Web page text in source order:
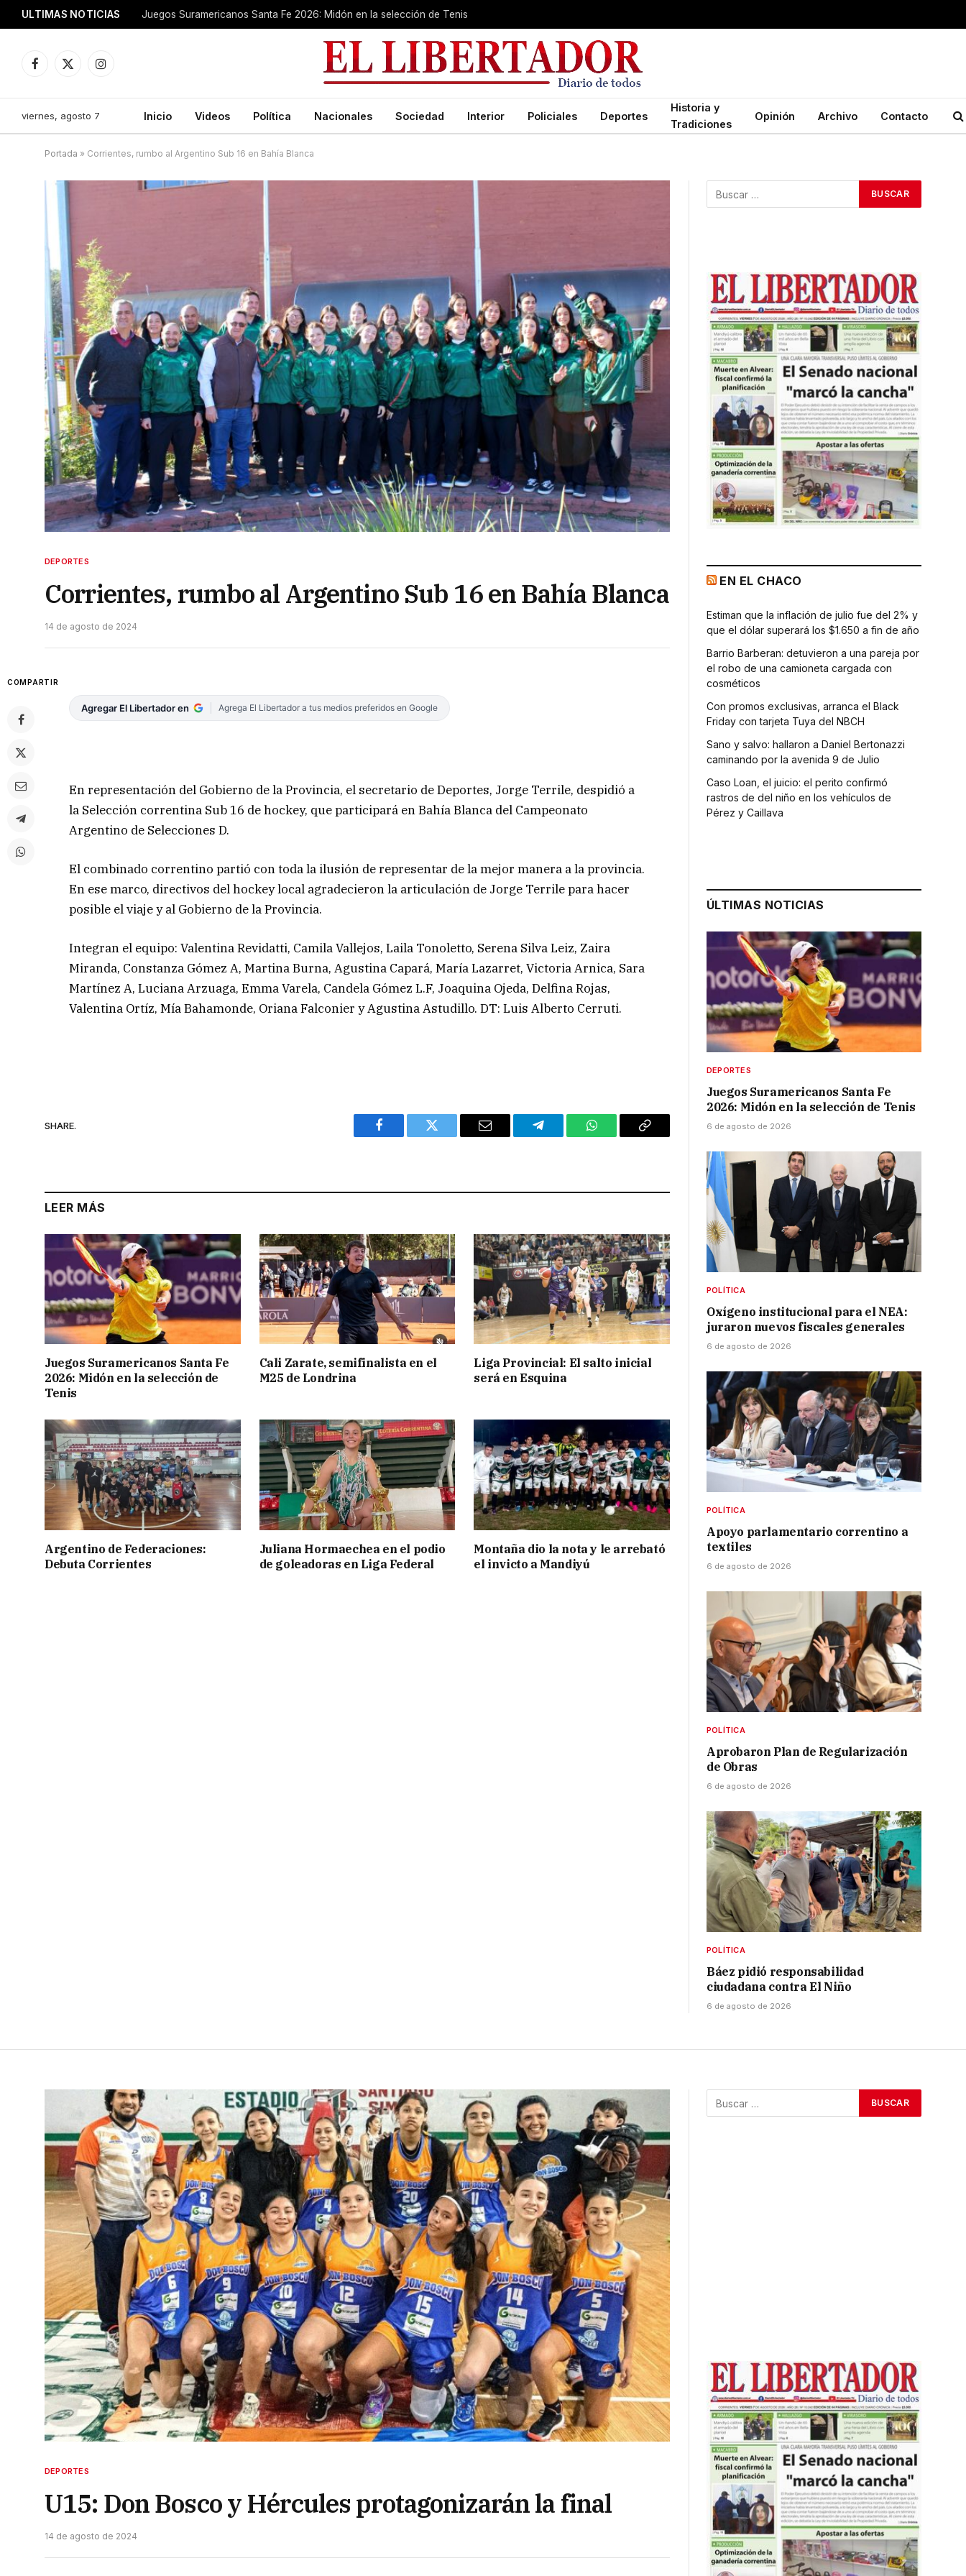
ULTIMAS NOTICIAS Juegos Suramericanos Santa Fe 2026: Midón en la selección de Tenis
Facebook
X
Instagram
viernes, agosto 7 Inicio Videos Política Nacionales Sociedad Interior Policiales Deportes
Historia y
Tradiciones
Opinión Archivo Contacto
Portada » Corrientes, rumbo al Argentino Sub 16 en Bahía Blanca
DEPORTES
Corrientes, rumbo al Argentino Sub 16 en Bahía Blanca
14 de agosto de 2024
COMPARTIR
Agregar El Libertador en Agrega El Libertador a tus medios preferidos en Google
En representación del Gobierno de la Provincia, el secretario de Deportes, Jorge Terrile, despidió a
la Selección correntina Sub 16 de hockey, que participará en Bahía Blanca del Campeonato
Argentino de Selecciones D.
El combinado correntino partió con toda la ilusión de representar de la mejor manera a la provincia.
En ese marco, directivos del hockey local agradecieron la articulación de Jorge Terrile para hacer
posible el viaje y al Gobierno de la Provincia.
Integran el equipo: Valentina Revidatti, Camila Vallejos, Laila Tonoletto, Serena Silva Leiz, Zaira
Miranda, Constanza Gómez A, Martina Burna, Agustina Capará, María Lazarret, Victoria Arnica, Sara
Martínez A, Luciana Arzuaga, Emma Varela, Candela Gómez L.F, Joaquina Ojeda, Delfina Rojas,
Valentina Ortíz, Mía Bahamonde, Oriana Falconier y Agustina Astudillo. DT: Luis Alberto Cerruti.
SHARE.
Facebook Twitter Email Telegram WhatsAppCopy
LEER MÁS
Juegos Suramericanos Santa Fe
2026: Midón en la selección de
Tenis
Cali Zarate, semifinalista en el
M25 de Londrina
Liga Provincial: El salto inicial
será en Esquina
Argentino de Federaciones:
Debuta Corrientes
Juliana Hormaechea en el podio
de goleadoras en Liga Federal
Montaña dio la nota y le arrebató
el invicto a Mandiyú
EN EL CHACO
Estiman que la inflación de julio fue del 2% y
que el dólar superará los $1.650 a fin de año
Barrio Barberan: detuvieron a una pareja por
el robo de una camioneta cargada con
cosméticos
Con promos exclusivas, arranca el Black
Friday con tarjeta Tuya del NBCH
Sano y salvo: hallaron a Daniel Bertonazzi
caminando por la avenida 9 de Julio
Caso Loan, el juicio: el perito confirmó
rastros de del niño en los vehículos de
Pérez y Caillava
ÚLTIMAS NOTICIAS
DEPORTES
Juegos Suramericanos Santa Fe
2026: Midón en la selección de Tenis
6 de agosto de 2026
POLÍTICA
Oxígeno institucional para el NEA:
juraron nuevos fiscales generales
6 de agosto de 2026
POLÍTICA
Apoyo parlamentario correntino a
textiles
6 de agosto de 2026
POLÍTICA
Aprobaron Plan de Regularización
de Obras
6 de agosto de 2026
POLÍTICA
Báez pidió responsabilidad
ciudadana contra El Niño
6 de agosto de 2026
DEPORTES
U15: Don Bosco y Hércules protagonizarán la final
14 de agosto de 2024